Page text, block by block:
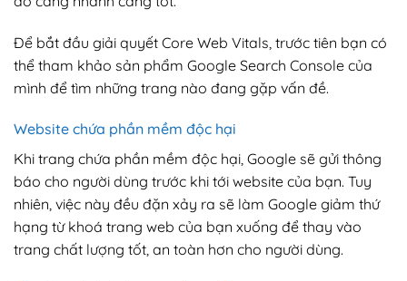
Để bắt đầu giải quyết Core Web Vitals, trước tiên bạn có
thể tham khảo sản phẩm Google Search Console của
mình để tìm những trang nào đang gặp vấn đề.
Website chứa phần mềm độc hại
Khi trang chứa phần mềm độc hại, Google sẽ gửi thông
báo cho người dùng trước khi tới website của bạn. Tuy
nhiên, việc này đều đặn xảy ra sẽ làm Google giảm thứ
hạng từ khoá trang web của bạn xuống để thay vào
trang chất lượng tốt, an toàn hơn cho người dùng.